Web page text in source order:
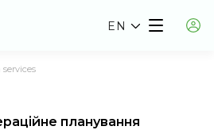
EN
планування